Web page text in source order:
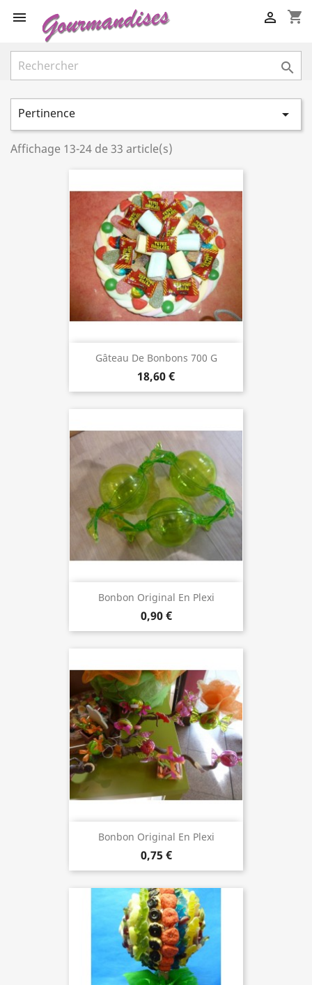
 shopping_cart


Pertinence 
Affichage 13-24 de 33 article(s)
Gâteau De Bonbons 700 G
18,60 €
Bonbon Original En Plexi
0,90 €
Bonbon Original En Plexi
0,75 €